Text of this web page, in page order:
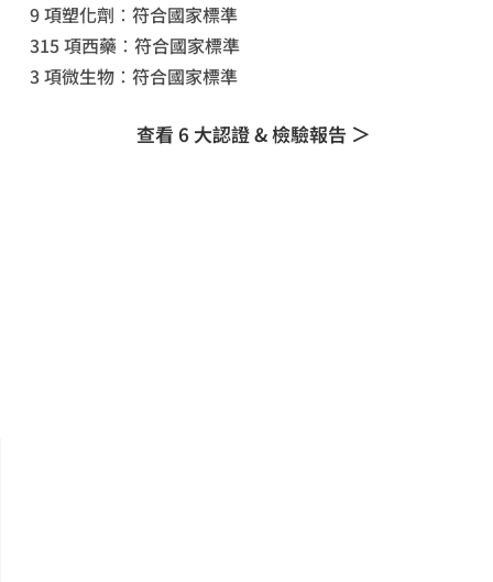
9 項塑化劑：符合國家標準
315 項西藥：符合國家標準
3 項微生物：符合國家標準
查看 6 大認證 & 檢驗報告 ＞